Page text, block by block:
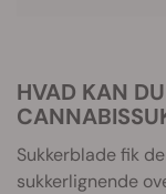
HVAD KAN DU GØRE MED
Sukkerblade fik
sukkerlignende